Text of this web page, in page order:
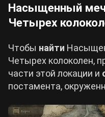
Насыщенный
Четырех
Чтобы найти
Четырех колоколен,
части этой локации и
постамента,